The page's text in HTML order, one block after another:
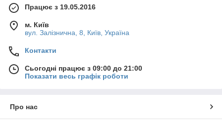
Працює з 19.05.2016
м. Київ
вул. Залізнична, 8, Київ, Україна
Контакти
Сьогодні працює з 09:00 до 21:00
Показати весь графік роботи
Про нас